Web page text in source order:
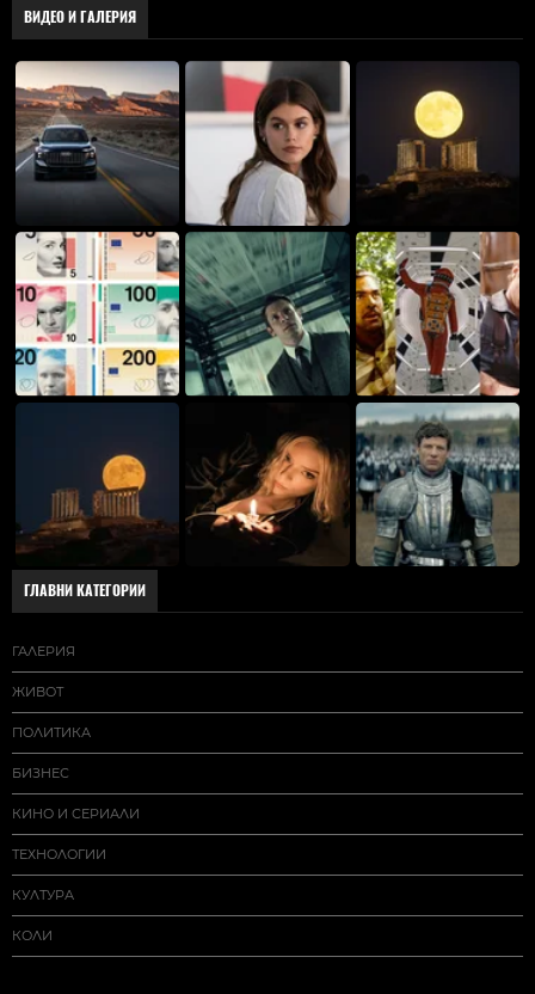
ВИДЕО И ГАЛЕРИЯ
ГЛАВНИ КАТЕГОРИИ
ГАЛЕРИЯ
ЖИВОТ
ПОЛИТИКА
БИЗНЕС
КИНО И СЕРИАЛИ
ТЕХНОЛОГИИ
КУЛТУРА
КОЛИ